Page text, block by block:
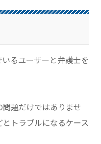
るユーザーと弁護士を
題だけではありませ
トラブルになるケース